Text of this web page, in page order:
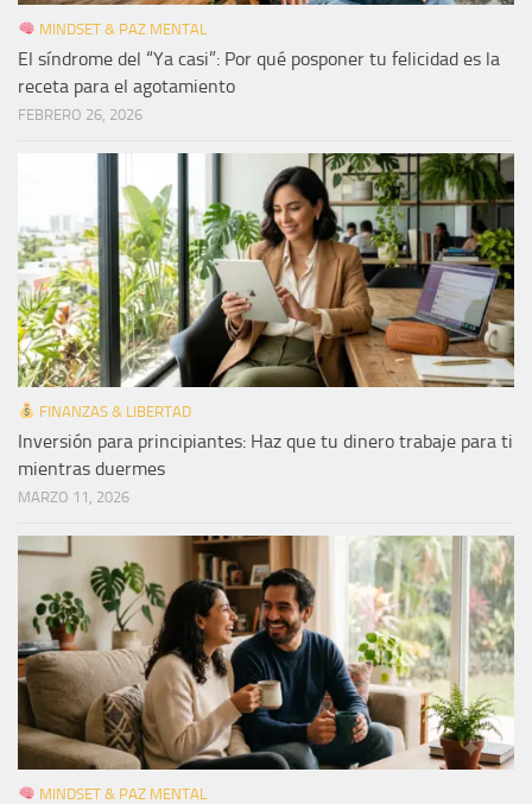
MINDSET & PAZ MENTAL
El síndrome del “Ya casi”: Por qué posponer tu felicidad es la
receta para el agotamiento
FEBRERO 26, 2026
FINANZAS & LIBERTAD
Inversión para principiantes: Haz que tu dinero trabaje para ti
mientras duermes
MARZO 11, 2026
MINDSET & PAZ MENTAL